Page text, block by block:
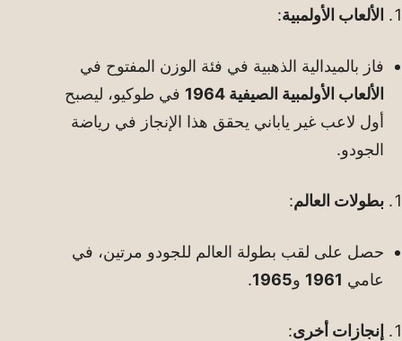
الألعاب الأولمبية:
فاز بالميدالية الذهبية في فئة الوزن المفتوح في
الألعاب الأولمبية الصيفية 1964
في طوكيو، ليصبح
أول لاعب غير ياباني يحقق هذا الإنجاز في رياضة
الجودو.
بطولات العالم:
حصل على لقب بطولة العالم للجودو مرتين، في
عامي 1961 و1965
.
إنجازات أخرى: